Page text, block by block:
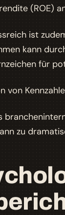
(ROE)
ist
kann
für
von
zu